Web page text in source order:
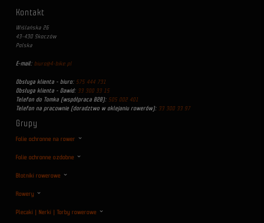
Kontakt
Wiślańska 26
43-430 Skoczów
Polska
E-mail: biuro@4-bike.pl
Obsługa klienta - biuro: 575 444 731
Obsługa klienta - Dawid: 33 300 33 15
Telefon do Tomka (współpraca B2B): 505 002 401
Telefon na pracownie (doradztwo w oklejaniu rowerów): 33 300 33 97
Grupy
Folie ochronne na rower
Folie ochronne ozdobne
Błotniki rowerowe
Rowery
Plecaki | Nerki | Torby rowerowe